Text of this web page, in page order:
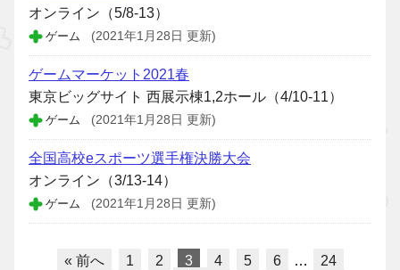
オンライン（5/8-13）
ゲーム (2021年1月28日 更新)
ゲームマーケット2021春
東京ビッグサイト 西展示棟1,2ホール（4/10-11）
ゲーム (2021年1月28日 更新)
全国高校eスポーツ選手権決勝大会
オンライン（3/13-14）
ゲーム (2021年1月28日 更新)
« 前へ 1 2 3 4 5 6 …
24